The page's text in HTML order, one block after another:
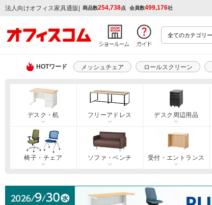
法人向けオフィス家具通販 | 商品数254,738点 会員数499,176社
HOTワード メッシュチェア ロールスクリーン
デスク・机 フリーアドレス デスク周辺用品
椅子・チェア ソファ・ベンチ 受付・エントランス